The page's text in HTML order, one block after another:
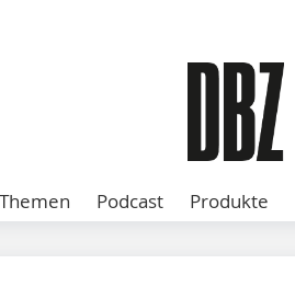
Themen Podcast Produkte